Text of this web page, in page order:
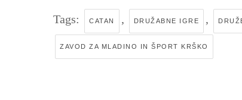
Tags: CATAN , DRUŽABNE IGRE ,
ZAVOD ZA MLADINO IN ŠPORT KRŠKO